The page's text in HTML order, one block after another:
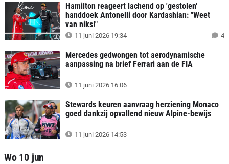
Hamilton reageert lachend op 'gestolen'
handdoek Antonelli door Kardashian: "Weet
van niks!"
11 juni 2026 19:34 4
Mercedes gedwongen tot aerodynamische
aanpassing na brief Ferrari aan de FIA
11 juni 2026 16:06
Stewards keuren aanvraag herziening Monaco
goed dankzij opvallend nieuw Alpine-bewijs
11 juni 2026 14:53
Wo 10 jun